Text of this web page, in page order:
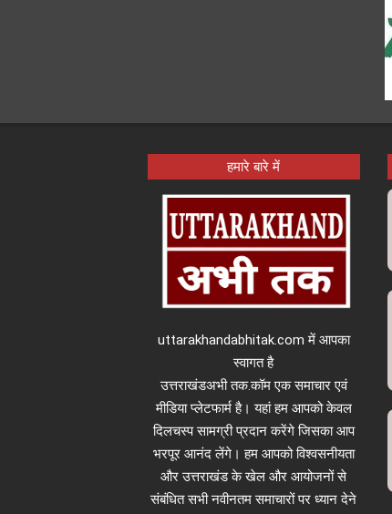
हमारे बारे में
uttarakhandabhitak.com में आपका
स्वागत है
उत्तराखंडअभी तक.कॉम एक समाचार एवं
मीडिया प्लेटफार्म है। यहां हम आपको केवल
दिलचस्प सामग्री प्रदान करेंगे जिसका आप
भरपूर आनंद लेंगे। हम आपको विश्वसनीयता
और उत्तराखंड के खेल और आयोजनों से
संबंधित सभी नवीनतम समाचारों पर ध्यान देने